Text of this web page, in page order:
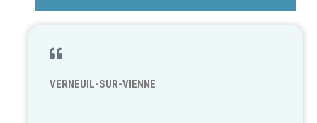
VERNEUIL-SUR-VIENNE